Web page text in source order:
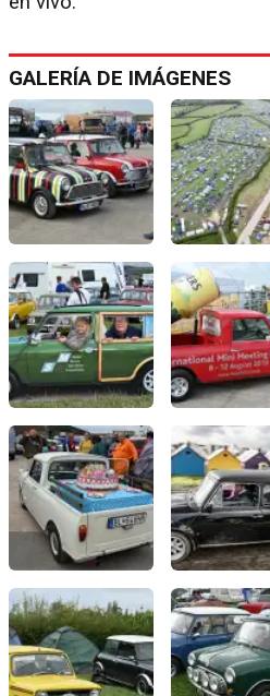
GALERÍA DE IMÁGENES